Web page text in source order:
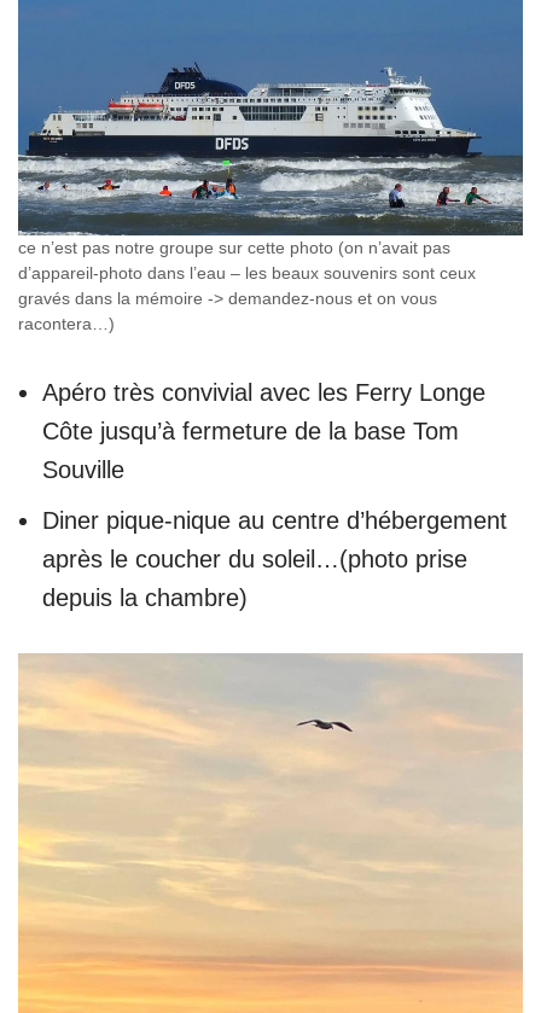
ce n’est pas notre groupe sur cette photo (on n’avait pas
d’appareil-photo dans l’eau – les beaux souvenirs sont ceux
gravés dans la mémoire -> demandez-nous et on vous
racontera…)
Apéro très convivial avec les Ferry Longe
Côte jusqu’à fermeture de la base Tom
Souville
Diner pique-nique au centre d’hébergement
après le coucher du soleil…(photo prise
depuis la chambre)